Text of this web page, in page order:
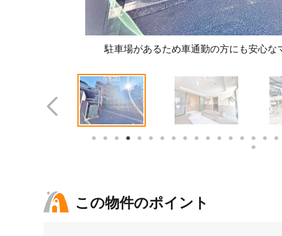
駐車場があるため車通勤の方にも安心な
この物件のポイント